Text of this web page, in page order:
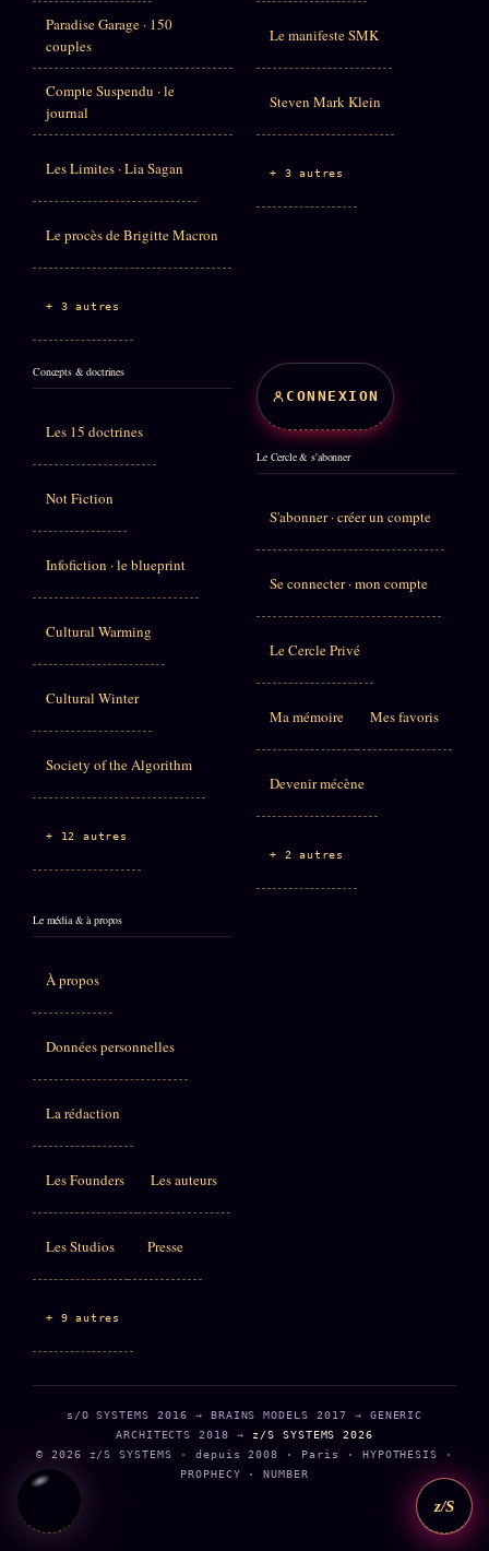
z/S
Paradise Garage · 150
couples
Compte Suspendu · le
journal
Les Limites · Lia Sagan
Le procès de Brigitte Macron
+ 3 autres
Le manifeste SMK
Steven Mark Klein
+ 3 autres
Concepts & doctrines
Les 15 doctrines
Not Fiction
Infofiction · le blueprint
Cultural Warming
Cultural Winter
Society of the Algorithm
+ 12 autres
CONNEXION
Le Cercle & s'abonner
S'abonner · créer un compte
Se connecter · mon compte
Le Cercle Privé
Ma mémoire Mes favoris
Devenir mécène
+ 2 autres
Le média & à propos
À propos
Données personnelles
La rédaction
Les Founders Les auteurs
Les Studios Presse
+ 9 autres
s/O SYSTEMS 2016 → BRAINS MODELS 2017 → GENERIC
ARCHITECTS 2018 → z/S SYSTEMS 2026
© 2026 z/S SYSTEMS · depuis 2008 · Paris · HYPOTHESIS ·
PROPHECY · NUMBER